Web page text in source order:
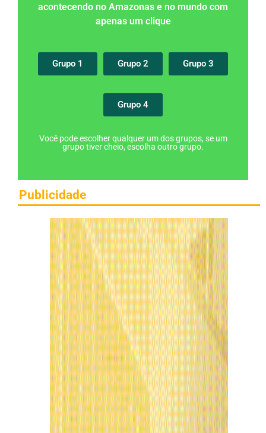
acontecendo no Amazonas e no mundo com
apenas um clique
Grupo 1 Grupo 2 Grupo 3
Grupo 4
Você pode escolher qualquer um dos grupos, se um
grupo tiver cheio, escolha outro grupo.
Publicidade